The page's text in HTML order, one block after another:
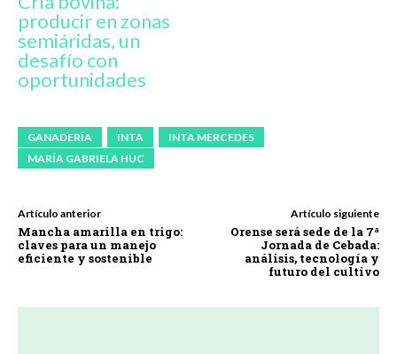
producir en zonas
semiáridas, un
desafío con
oportunidades
GANADERÍA INTA
INTA MERCEDES
MARÍA GABRIELA HUC
Artículo anterior
Mancha amarilla en trigo:
claves para un manejo
eficiente y sostenible
Artículo siguiente
Orense será sede de la 7ª
Jornada de Cebada:
análisis, tecnología y
futuro del cultivo